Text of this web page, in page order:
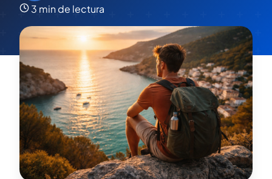
3 min de lectura